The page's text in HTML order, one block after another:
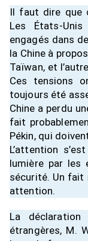
Il faut dire que
Les États-
engagés dans
la Chine à
Taïwan, et
Ces tensions
toujours été
Chine a perdu
fait
Pékin, qui
L’attention
lumière par les
sécurité. Un fait
attention.
La
étrangères, M.